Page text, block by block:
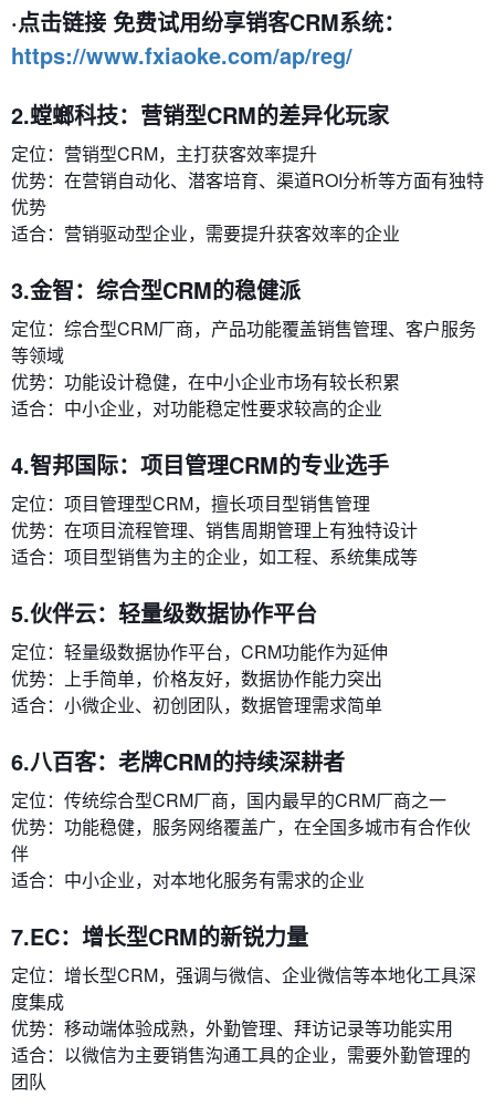
·点击链接 免费试用纷享销客CRM系统：
https://www.fxiaoke.com/ap/reg/
2.螳螂科技：营销型CRM的差异化玩家
定位：营销型CRM，主打获客效率提升
优势：在营销自动化、潜客培育、渠道ROI分析等方面有独特
优势
适合：营销驱动型企业，需要提升获客效率的企业
3.金智：综合型CRM的稳健派
定位：综合型CRM厂商，产品功能覆盖销售管理、客户服务
等领域
优势：功能设计稳健，在中小企业市场有较长积累
适合：中小企业，对功能稳定性要求较高的企业
4.智邦国际：项目管理CRM的专业选手
定位：项目管理型CRM，擅长项目型销售管理
优势：在项目流程管理、销售周期管理上有独特设计
适合：项目型销售为主的企业，如工程、系统集成等
5.伙伴云：轻量级数据协作平台
定位：轻量级数据协作平台，CRM功能作为延伸
优势：上手简单，价格友好，数据协作能力突出
适合：小微企业、初创团队，数据管理需求简单
6.八百客：老牌CRM的持续深耕者
定位：传统综合型CRM厂商，国内最早的CRM厂商之一
优势：功能稳健，服务网络覆盖广，在全国多城市有合作伙
伴
适合：中小企业，对本地化服务有需求的企业
7.EC：增长型CRM的新锐力量
定位：增长型CRM，强调与微信、企业微信等本地化工具深
度集成
优势：移动端体验成熟，外勤管理、拜访记录等功能实用
适合：以微信为主要销售沟通工具的企业，需要外勤管理的
团队